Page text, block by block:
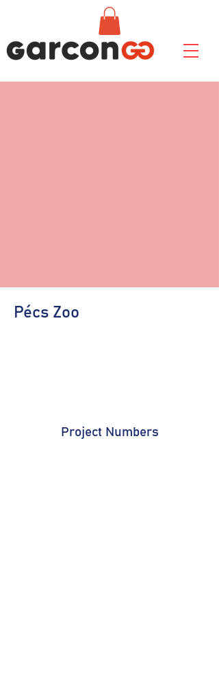
Pécs Zoo
Project Numbers